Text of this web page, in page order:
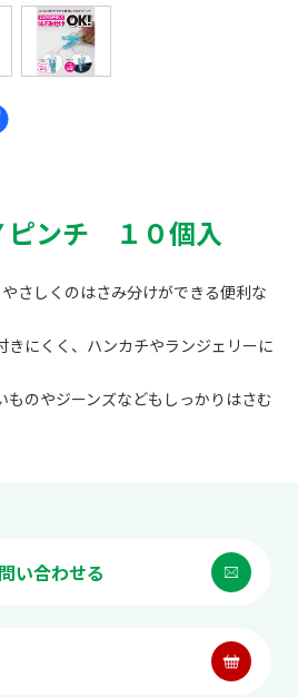
ンチ １０個入
さしくのはさみ分けができる便利な
きにくく、ハンカチやランジェリーに
のやジーンズなどもしっかりはさむ
い合わせる